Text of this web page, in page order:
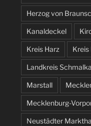
Herzog von
Kanaldeckel
Kreis Harz
Landkreis
Marstall
Mecklenburg-
Neustädter